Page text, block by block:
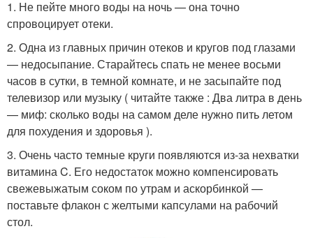
1. Не пейте много воды на ночь — она точно
спровоцирует отеки.
2. Одна из главных причин отеков и кругов под глазами
— недосыпание. Старайтесь спать не менее восьми
часов в сутки, в темной комнате, и не засыпайте под
телевизор или музыку ( читайте также : Два литра в день
— миф: сколько воды на самом деле нужно пить летом
для похудения и здоровья ).
3. Очень часто темные круги появляются из-за нехватки
витамина C. Его недостаток можно компенсировать
свежевыжатым соком по утрам и аскорбинкой —
поставьте флакон с желтыми капсулами на рабочий
стол.